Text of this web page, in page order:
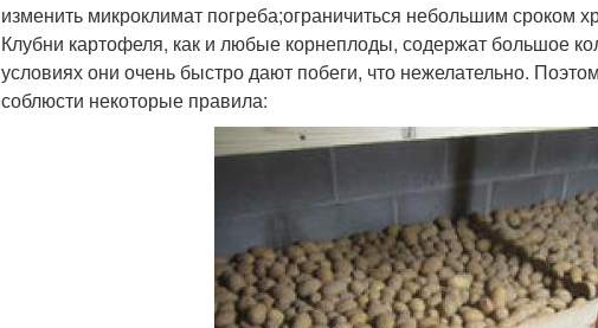
изменить микроклимат погреба;ограничиться небольшим сроком
Клубни картофеля, как и любые корнеплоды, содержат большое
условиях они очень быстро дают побеги, что нежелательно.
соблюсти некоторые правила: